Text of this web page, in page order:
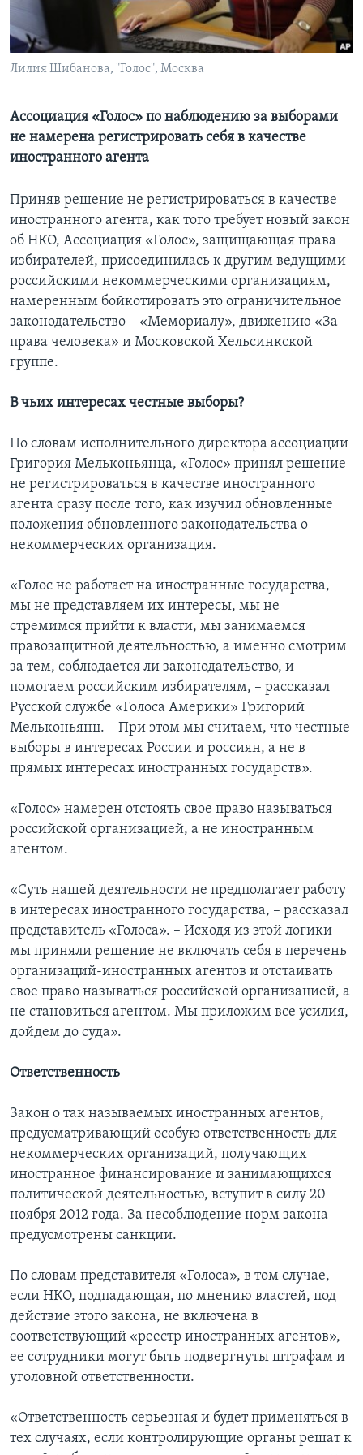
Learning English
СОЦИАЛЬНЫЕ СЕТИ
Языки
Лилия Шибанова, "Голос", Москва
Ассоциация «Голос» по наблюдению за выборами
не намерена регистрировать себя в качестве
иностранного агента
Приняв решение не регистрироваться в качестве
иностранного агента, как того требует новый закон
об НКО, Ассоциация «Голос», защищающая права
избирателей, присоединилась к другим ведущими
российскими некоммерческими организациям,
намеренным бойкотировать это ограничительное
законодательство – «Мемориалу», движению «За
права человека» и Московской Хельсинкской
группе.
В чьих интересах честные выборы?
По словам исполнительного директора ассоциации
Григория Мельконьянца, «Голос» принял решение
не регистрироваться в качестве иностранного
агента сразу после того, как изучил обновленные
положения обновленного законодательства о
некоммерческих организация.
«Голос не работает на иностранные государства,
мы не представляем их интересы, мы не
стремимся прийти к власти, мы занимаемся
правозащитной деятельностью, а именно смотрим
за тем, соблюдается ли законодательство, и
помогаем российским избирателям, – рассказал
Русской службе «Голоса Америки» Григорий
Мельконьянц. – При этом мы считаем, что честные
выборы в интересах России и россиян, а не в
прямых интересах иностранных государств».
«Голос» намерен отстоять свое право называться
российской организацией, а не иностранным
агентом.
«Суть нашей деятельности не предполагает работу
в интересах иностранного государства, – рассказал
представитель «Голоса». – Исходя из этой логики
мы приняли решение не включать себя в перечень
организаций-иностранных агентов и отстаивать
свое право называться российской организацией, а
не становиться агентом. Мы приложим все усилия,
дойдем до суда».
Ответственность
Закон о так называемых иностранных агентов,
предусматривающий особую ответственность для
некоммерческих организаций, получающих
иностранное финансирование и занимающихся
политической деятельностью, вступит в силу 20
ноября 2012 года. За несоблюдение норм закона
предусмотрены санкции.
По словам представителя «Голоса», в том случае,
если НКО, подпадающая, по мнению властей, под
действие этого закона, не включена в
соответствующий «реестр иностранных агентов»,
ее сотрудники могут быть подвергнуты штрафам и
уголовной ответственности.
«Ответственность серьезная и будет применяться в
тех случаях, если контролирующие органы решат к